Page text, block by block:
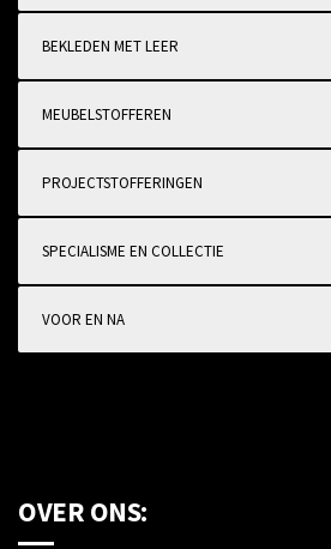
BEKLEDEN MET LEER
MEUBELSTOFFEREN
PROJECTSTOFFERINGEN
SPECIALISME EN COLLECTIE
VOOR EN NA
OVER ONS: